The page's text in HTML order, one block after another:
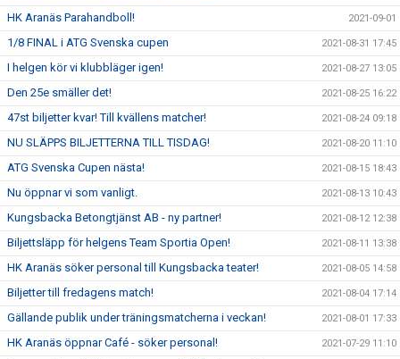
HK Aranäs Parahandboll! 2021-09-01
1/8 FINAL i ATG Svenska cupen 2021-08-31 17:45
I helgen kör vi klubbläger igen! 2021-08-27 13:05
Den 25e smäller det! 2021-08-25 16:22
47st biljetter kvar! Till kvällens matcher! 2021-08-24 09:18
NU SLÄPPS BILJETTERNA TILL TISDAG! 2021-08-20 11:10
ATG Svenska Cupen nästa! 2021-08-15 18:43
Nu öppnar vi som vanligt. 2021-08-13 10:43
Kungsbacka Betongtjänst AB - ny partner! 2021-08-12 12:38
Biljettsläpp för helgens Team Sportia Open! 2021-08-11 13:38
HK Aranäs söker personal till Kungsbacka teater! 2021-08-05 14:58
Biljetter till fredagens match! 2021-08-04 17:14
Gällande publik under träningsmatcherna i veckan! 2021-08-01 17:33
HK Aranäs öppnar Café - söker personal! 2021-07-29 11:10